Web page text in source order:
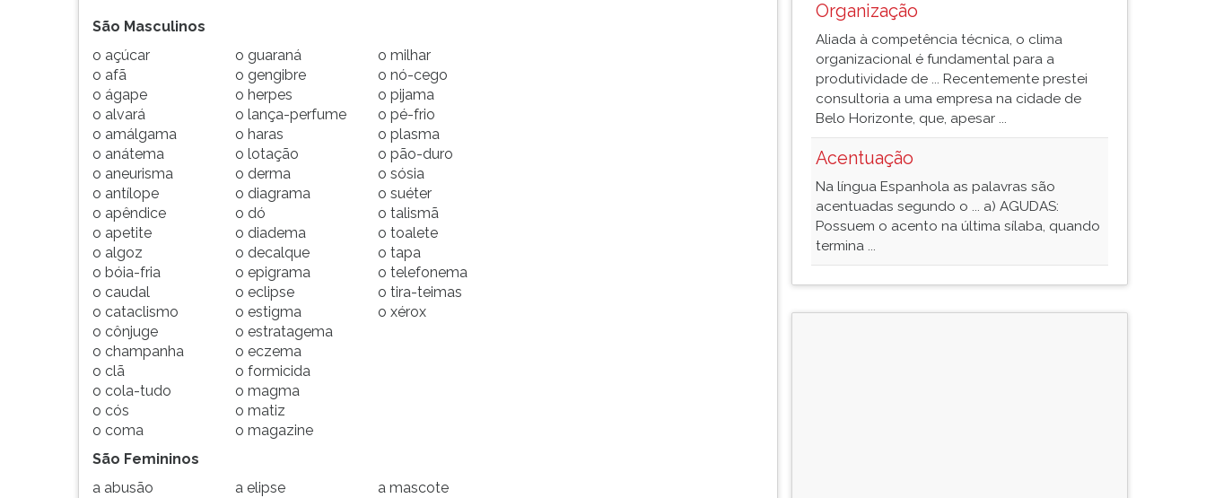
São Masculinos
o açúcar
o afã
o ágape
o alvará
o amálgama
o anátema
o aneurisma
o antílope
o apêndice
o apetite
o algoz
o bóia-fria
o caudal
o cataclismo
o cônjuge
o champanha
o clã
o cola-tudo
o cós
o coma
o guaraná
o gengibre
o herpes
o lança-perfume
o haras
o lotação
o derma
o diagrama
o dó
o diadema
o decalque
o epigrama
o eclipse
o estigma
o estratagema
o eczema
o formicida
o magma
o matiz
o magazine
o milhar
o nó-cego
o pijama
o pé-frio
o plasma
o pão-duro
o sósia
o suéter
o talismã
o toalete
o tapa
o telefonema
o tira-teimas
o xérox
São Femininos
a abusão
a elipse
a mascote
Organização
Aliada à competência técnica, o clima
organizacional é fundamental para a
produtividade de ... Recentemente prestei
consultoria a uma empresa na cidade de
Belo Horizonte, que, apesar ...
Acentuação
Na língua Espanhola as palavras são
acentuadas segundo o ... a) AGUDAS:
Possuem o acento na última sílaba, quando
termina ...